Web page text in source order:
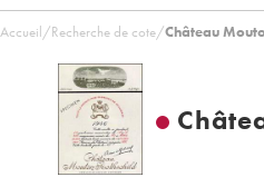
Accueil/Recherche de cote/Château